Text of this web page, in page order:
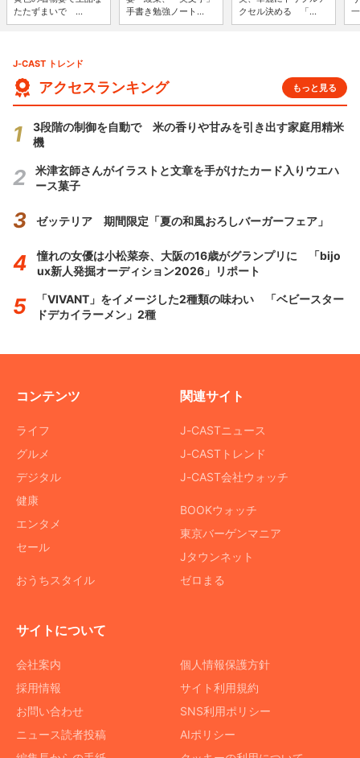
たたずまいで ...
手書き勉強ノート...
クセル決める 「...
J-CAST トレンド
アクセスランキング もっと見る
3段階の制御を自動で 米の香りや甘みを引き出す家庭用精米
機
米津玄師さんがイラストと文章を手がけたカード入りウエハ
ース菓子
ゼッテリア 期間限定「夏の和風おろしバーガーフェア」
憧れの女優は小松菜奈、大阪の16歳がグランプリに 「bijo
ux新人発掘オーディション2026」リポート
「VIVANT」をイメージした2種類の味わい 「ベビースター
ドデカイラーメン」2種
コンテンツ
ライフ
グルメ
デジタル
健康
エンタメ
セール
おうちスタイル
関連サイト
J-CASTニュース
J-CASTトレンド
J-CAST会社ウォッチ
BOOKウォッチ
東京バーゲンマニア
Jタウンネット
ゼロまる
サイトについて
会社案内
採用情報
お問い合わせ
ニュース読者投稿
個人情報保護方針
サイト利用規約
SNS利用ポリシー
AIポリシー